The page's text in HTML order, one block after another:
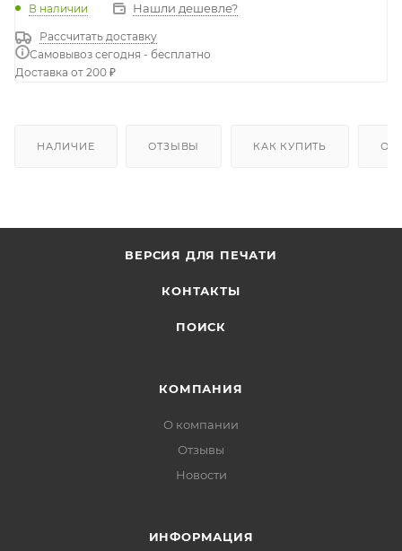
В наличии Нашли дешевле?
Рассчитать доставку
Самовывоз сегодня - бесплатно
Доставка от 200 ₽
НАЛИЧИЕ ОТЗЫВЫ КАК КУПИТЬ
ВЕРСИЯ ДЛЯ ПЕЧАТИ
КОНТАКТЫ
ПОИСК
КОМПАНИЯ
О компании
Отзывы
Новости
ИНФОРМАЦИЯ